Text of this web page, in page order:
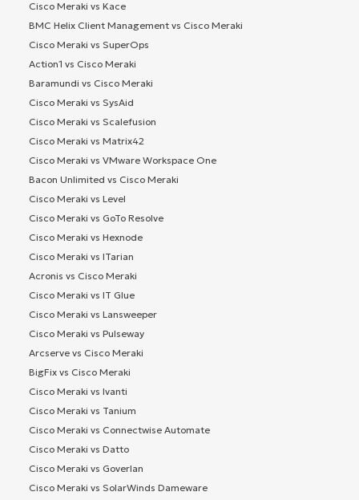
Cisco Meraki vs Kace
BMC Helix Client Management vs Cisco Meraki
Cisco Meraki vs SuperOps
Action1 vs Cisco Meraki
Baramundi vs Cisco Meraki
Cisco Meraki vs SysAid
Cisco Meraki vs Scalefusion
Cisco Meraki vs Matrix42
Cisco Meraki vs VMware Workspace One
Bacon Unlimited vs Cisco Meraki
Cisco Meraki vs Level
Cisco Meraki vs GoTo Resolve
Cisco Meraki vs Hexnode
Cisco Meraki vs ITarian
Acronis vs Cisco Meraki
Cisco Meraki vs IT Glue
Cisco Meraki vs Lansweeper
Cisco Meraki vs Pulseway
Arcserve vs Cisco Meraki
BigFix vs Cisco Meraki
Cisco Meraki vs Ivanti
Cisco Meraki vs Tanium
Cisco Meraki vs Connectwise Automate
Cisco Meraki vs Datto
Cisco Meraki vs Goverlan
Cisco Meraki vs SolarWinds Dameware